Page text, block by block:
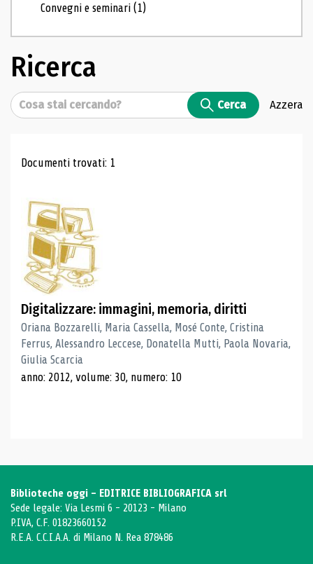
Convegni e seminari(1)
Ricerca
Cerca Cerca Azzera
Risultati di ricerca
Documenti trovati: 1
Digitalizzare: immagini, memoria, diritti
Oriana Bozzarelli, Maria Cassella, Mosé Conte, Cristina
Ferrus, Alessandro Leccese, Donatella Mutti, Paola Novaria,
Giulia Scarcia
anno: 2012, volume: 30, numero: 10
Biblioteche oggi - EDITRICE BIBLIOGRAFICA srl
Sede legale: Via Lesmi 6 - 20123 - Milano
P.IVA, C.F. 01823660152
R.E.A. C.C.I.A.A. di Milano N. Rea 878486